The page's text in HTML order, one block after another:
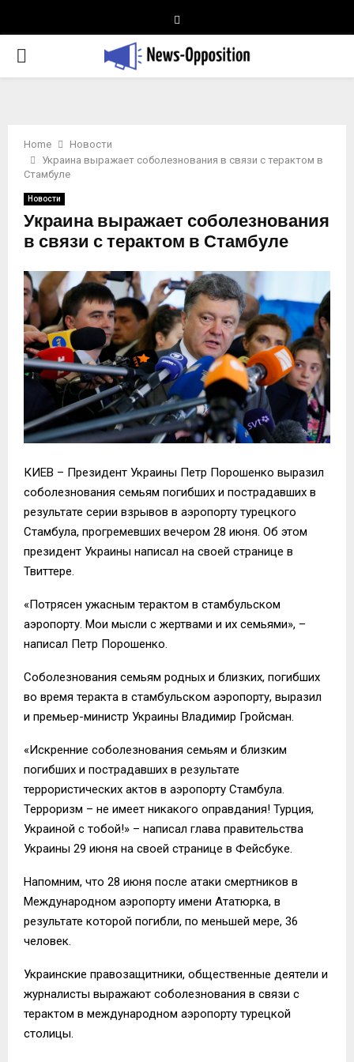
PRIMARY
Home
Новости
Украина выражает соболезнования в связи с терактом в
Стамбуле
Новости
Украина выражает соболезнования
в связи с терактом в Стамбуле
КИЕВ – Президент Украины Петр Порошенко выразил
соболезнования семьям погибших и пострадавших в
результате серии взрывов в аэропорту турецкого
Стамбула, прогремевших вечером 28 июня. Об этом
президент Украины написал на своей странице в
Твиттере.
«Потрясен ужасным терактом в стамбульском
аэропорту. Мои мысли с жертвами и их семьями», –
написал Петр Порошенко.
Соболезнования семьям родных и близких, погибших
во время теракта в стамбульском аэропорту, выразил
и премьер-министр Украины Владимир Гройсман.
«Искренние соболезнования семьям и близким
погибших и пострадавших в результате
террористических актов в аэропорту Стамбула.
Терроризм – не имеет никакого оправдания! Турция,
Украиной с тобой!» – написал глава правительства
Украины 29 июня на своей странице в Фейсбуке.
Напомним, что 28 июня после атаки смертников в
Международном аэропорту имени Ататюрка, в
результате которой погибли, по меньшей мере, 36
человек.
Украинские правозащитники, общественные деятели и
журналисты выражают соболезнования в связи с
терактом в международном аэропорту турецкой
столицы.